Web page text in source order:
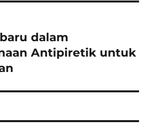
dalam
Antipiretik untuk